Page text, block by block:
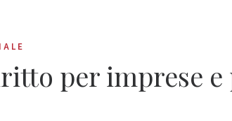
per imprese